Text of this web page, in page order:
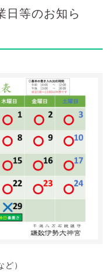
日等のお知ら
）